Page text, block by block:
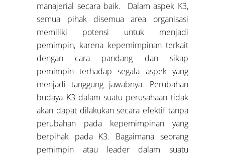
manajerial secara baik. Dalam aspek K3,
semua pihak disemua area organisasi
memiliki potensi untuk menjadi
pemimpin, karena kepemimpinan terkait
dengan cara pandang dan sikap
pemimpin terhadap segala aspek yang
menjadi tanggung jawabnya. Perubahan
budaya K3 dalam suatu perusahaan tidak
akan dapat dilakukan secara efektif tanpa
perubahan pada kepemimpinan yang
berpihak pada K3. Bagaimana seorang
pemimpin atau leader dalam suatu